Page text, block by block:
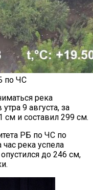
по ЧС
река
9 августа, за
см и составил 299 см.
РБ по ЧС по
река успела
до 246 см,